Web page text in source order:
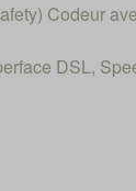
Codeur
DSL,